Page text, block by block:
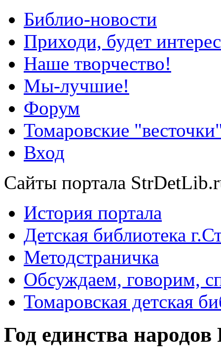
Библио-новости
Приходи, будет
Наше творчество!
Мы-лучшие!
Форум
Томаровские
Вход
Сайты портала
История портала
Детская библиотека
Методстраничка
Обсуждаем, говорим,
Томаровская детская
Год единства народов